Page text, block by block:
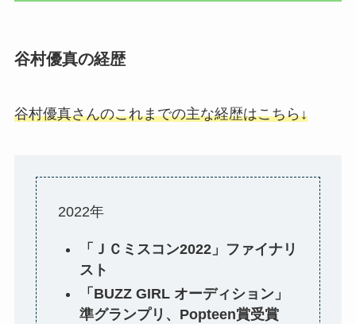
谷村優真の経歴
谷村優真さんのこれまでの主な経歴はこちら↓
2022年
「ＪＣミスコン2022」ファイナリ
スト
「BUZZ GIRL オーディション」
準グランプリ、Popteen賞受賞